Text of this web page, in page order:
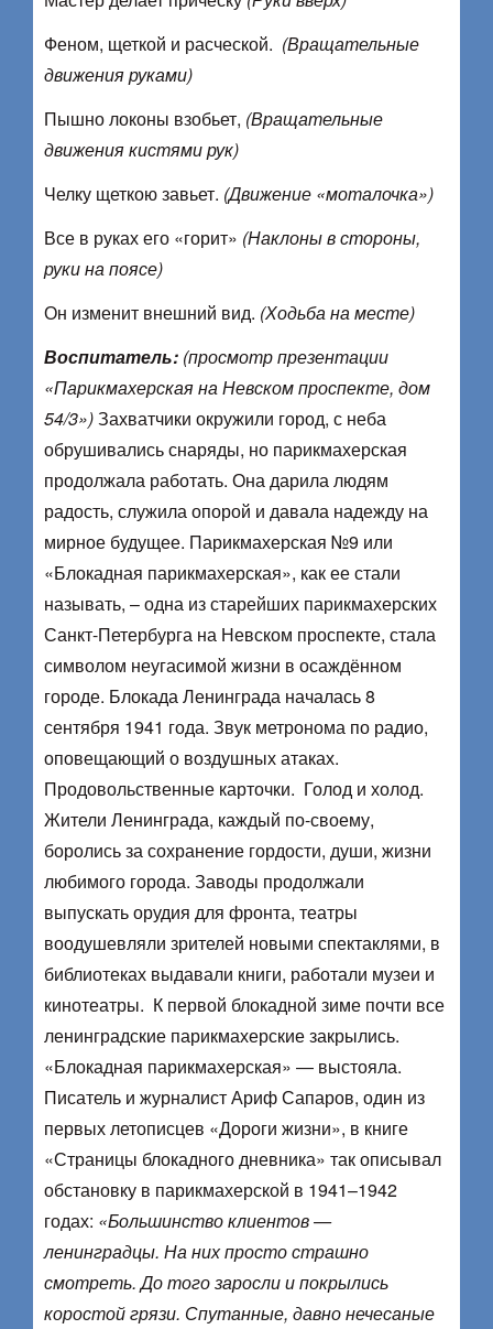
Феном, щеткой и расческой. (Вращательные
движения руками)
Пышно локоны взобьет, (Вращательные
движения кистями рук)
Челку щеткою завьет. (Движение «моталочка»)
Все в руках его «горит» (Наклоны в стороны,
руки на поясе)
Он изменит внешний вид. (Ходьба на месте)
Воспитатель: (просмотр презентации
«Парикмахерская на Невском проспекте, дом
54/3»)Захватчики окружили город, с неба
обрушивались снаряды, но парикмахерская
продолжала работать. Она дарила людям
радость, служила опорой и давала надежду на
мирное будущее. Парикмахерская №9 или
«Блокадная парикмахерская», как ее стали
называть, – одна из старейших парикмахерских
Санкт-Петербурга на Невском проспекте, стала
символом неугасимой жизни в осаждённом
городе. Блокада Ленинграда началась 8
сентября 1941 года. Звук метронома по радио,
оповещающий о воздушных атаках.
Продовольственные карточки. Голод и холод.
Жители Ленинграда, каждый по-своему,
боролись за сохранение гордости, души, жизни
любимого города. Заводы продолжали
выпускать орудия для фронта, театры
воодушевляли зрителей новыми спектаклями, в
библиотеках выдавали книги, работали музеи и
кинотеатры. К первой блокадной зиме почти все
ленинградские парикмахерские закрылись.
«Блокадная парикмахерская» — выстояла.
Писатель и журналист Ариф Сапаров, один из
первых летописцев «Дороги жизни», в книге
«Страницы блокадного дневника» так описывал
обстановку в парикмахерской в 1941–1942
годах: «Большинство клиентов —
ленинградцы. На них просто страшно
смотреть. До того заросли и покрылись
коростой грязи. Спутанные, давно нечесаные